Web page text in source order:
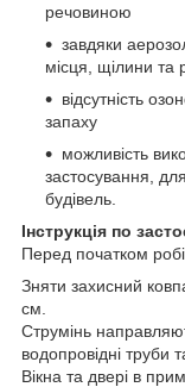
речовиною
завдяки
місця, щілини та
відсутність
запаху
можливість
застосування,
будівель.
Інструкція по
Перед початком
Зняти захисний
см.
Струмінь
водопровідні труби
Вікна та двері в